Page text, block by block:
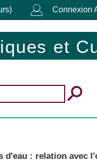
Connexion
et
: relation avec